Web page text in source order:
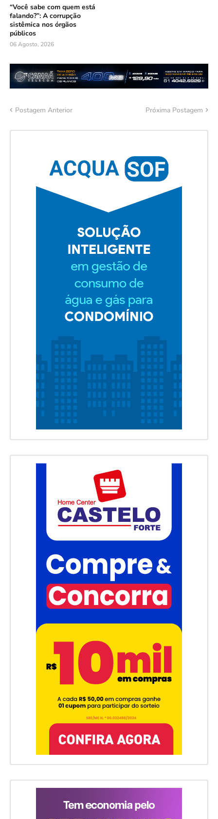
“Você sabe com quem está
falando?”: A corrupção
sistêmica nos órgãos
públicos
06 Agosto, 2026
Postagem Anterior Próxima Postagem